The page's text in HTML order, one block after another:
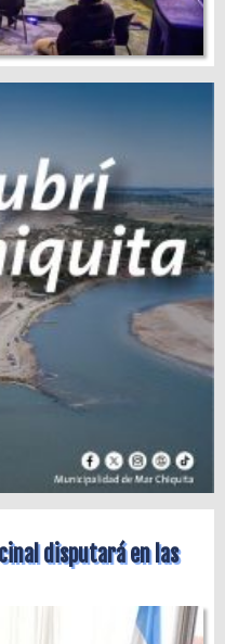
disputará en las